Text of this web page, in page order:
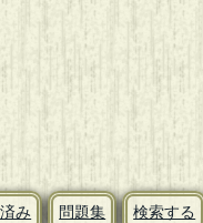
み 問題集 検索する